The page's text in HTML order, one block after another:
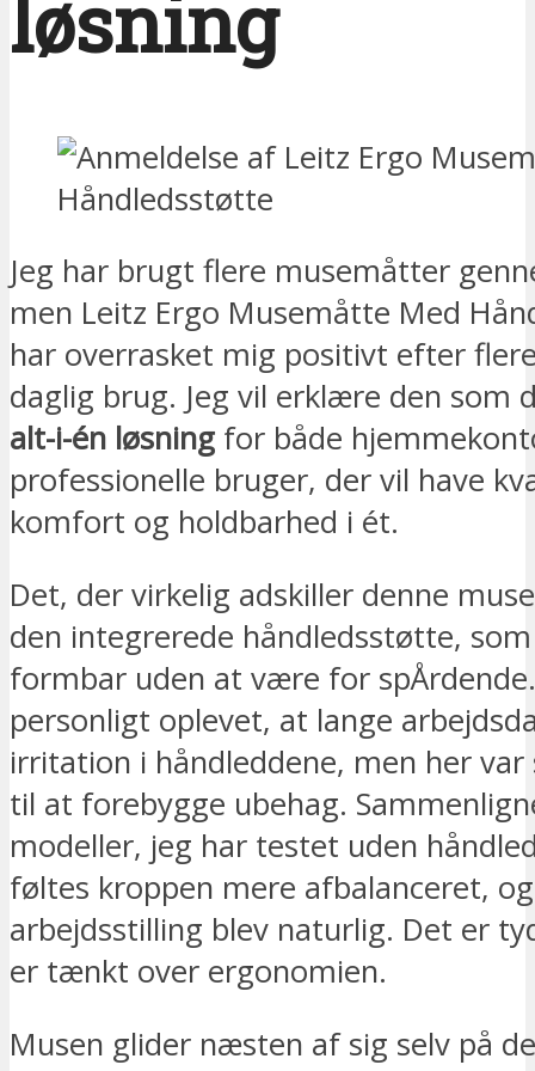
løsning
Jeg har brugt flere musemåtter
men Leitz Ergo Musemåtte Med
har overrasket mig positivt efter
daglig brug. Jeg vil erklære den som
alt-i-én løsning for både
professionelle bruger, der vil have
komfort og holdbarhed i ét.
Det, der virkelig adskiller denne
den integrerede håndledsstøtte,
formbar uden at være for
personligt oplevet, at lange
irritation i håndleddene, men her
til at forebygge ubehag.
modeller, jeg har testet uden
føltes kroppen mere afbalanceret,
arbejdsstilling blev naturlig. Det er
er tænkt over ergonomien.
Musen glider næsten af sig selv på